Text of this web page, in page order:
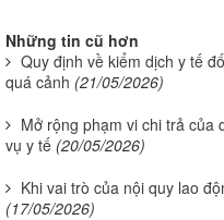
Những tin cũ hơn
Quy định về kiểm dịch y tế
quá cảnh (21/05/2026)
Mở rộng phạm vi chi trả của
vụ y tế (20/05/2026)
Khi vai trò của nội quy lao
(17/05/2026)